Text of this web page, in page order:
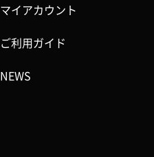
マイアカウント
ご利用ガイド
NEWS